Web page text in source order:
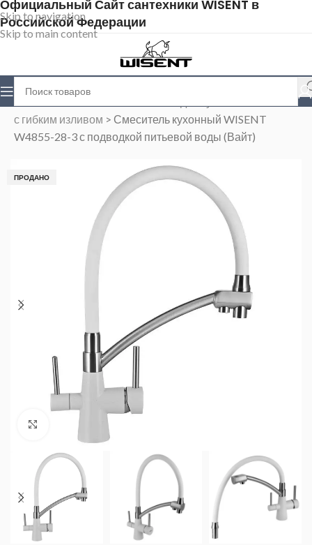
Skip to navigation
Skip to main content
Официальный Сайт сантехники WISENT в
Российской Федерации
Магазин
с гибким изливом > Смеситель кухонный WISENT
W4855-28-3 с подводкой питьевой воды (Вайт)
ПРОДАНО
Нажмите, чтобы увеличить